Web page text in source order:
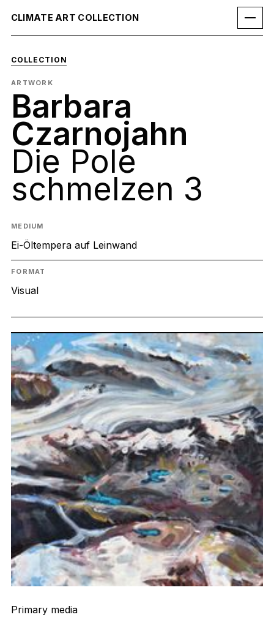
CLIMATE ART COLLECTION
COLLECTION
ARTWORK
Barbara
Czarnojahn
Die Pole
schmelzen 3
MEDIUM
Ei-Öltempera auf Leinwand
FORMAT
Visual
Primary media